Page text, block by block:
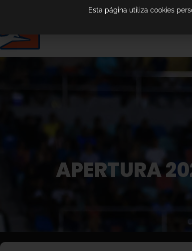
APERTURA
Esta página utiliza cookies